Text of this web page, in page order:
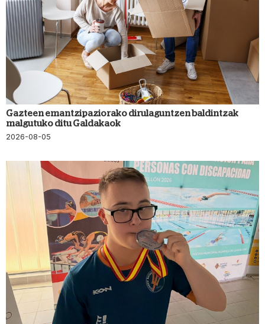
Gazteen emantzipaziorako dirulaguntzen baldintzak
malgutuko ditu Galdakaok
2026-08-05